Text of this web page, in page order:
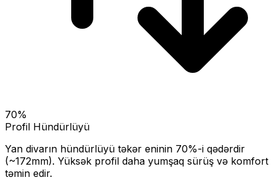
70%
Profil Hündürlüyü
Yan divarın hündürlüyü təkər eninin 70%-i qədərdir
(~172mm). Yüksək profil daha yumşaq sürüş və komfort
təmin edir.